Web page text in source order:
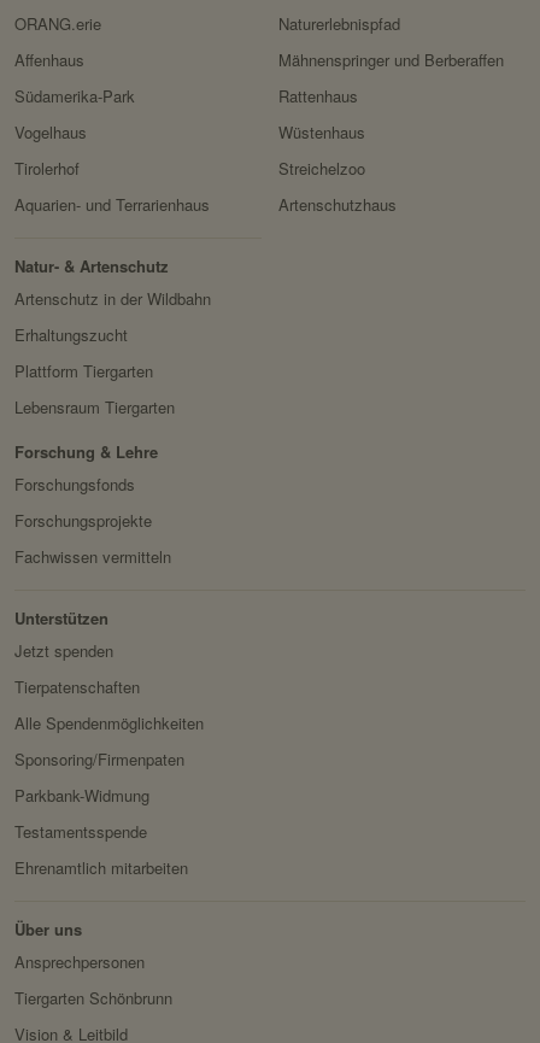
ORANG.erie
Affenhaus
Südamerika-Park
Vogelhaus
Tirolerhof
Aquarien- und Terrarienhaus
Naturerlebnispfad
Mähnenspringer und Berberaffen
Rattenhaus
Wüstenhaus
Streichelzoo
Artenschutzhaus
Natur- & Artenschutz
Artenschutz in der Wildbahn
Erhaltungszucht
Plattform Tiergarten
Lebensraum Tiergarten
Forschung & Lehre
Forschungsfonds
Forschungsprojekte
Fachwissen vermitteln
Unterstützen
Jetzt spenden
Tierpatenschaften
Alle Spendenmöglichkeiten
Sponsoring/Firmenpaten
Parkbank-Widmung
Testamentsspende
Ehrenamtlich mitarbeiten
Über uns
Ansprechpersonen
Tiergarten Schönbrunn
Vision & Leitbild